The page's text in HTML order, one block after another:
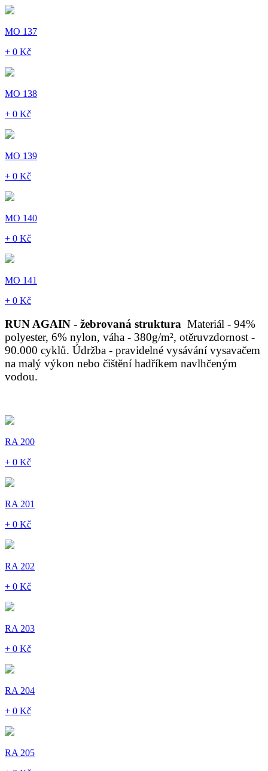
MO 137
+ 0 Kč
MO 138
+ 0 Kč
MO 139
+ 0 Kč
MO 140
+ 0 Kč
MO 141
+ 0 Kč
RUN AGAIN - žebrovaná struktura Materiál - 94%
polyester, 6% nylon, váha - 380g/m², otěruvzdornost -
90.000 cyklů. Údržba - pravidelné vysávání vysavačem
na malý výkon nebo čištění hadříkem navlhčeným
vodou.
RA 200
+ 0 Kč
RA 201
+ 0 Kč
RA 202
+ 0 Kč
RA 203
+ 0 Kč
RA 204
+ 0 Kč
RA 205